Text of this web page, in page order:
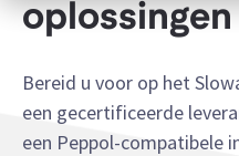
oplossingen
Bereid u voor op het
een gecertificeerde
een Peppol-compatibele